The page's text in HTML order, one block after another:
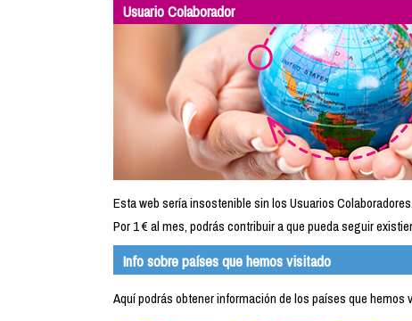
Usuario Colaborador
Esta web sería insostenible sin los Usuarios Colaboradores.
Por 1 € al mes, podrás contribuir a que pueda seguir
Info sobre países que hemos visitado
Aquí podrás obtener información de los países que